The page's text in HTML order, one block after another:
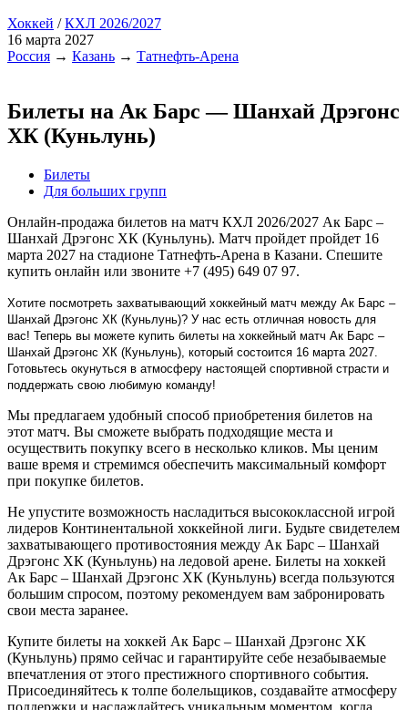
Хоккей /КХЛ 2026/2027
16 марта 2027
Россия → Казань → Татнефть-Арена
Билеты на Ак Барс — Шанхай Дрэгонс
ХК (Куньлунь)
Билеты
Для больших групп
Онлайн-продажа билетов на матч КХЛ 2026/2027 Ак Барс –
Шанхай Дрэгонс ХК (Куньлунь). Матч пройдет пройдет 16
марта 2027 на стадионе Татнефть-Арена в Казани. Спешите
купить онлайн или звоните +7 (495) 649 07 97.
Хотите посмотреть захватывающий хоккейный матч между Ак Барс –
Шанхай Дрэгонс ХК (Куньлунь)? У нас есть отличная новость для
вас! Теперь вы можете купить билеты на хоккейный матч Ак Барс –
Шанхай Дрэгонс ХК (Куньлунь), который состоится 16 марта 2027.
Готовьтесь окунуться в атмосферу настоящей спортивной страсти и
поддержать свою любимую команду!
Мы предлагаем удобный способ приобретения билетов на
этот матч. Вы сможете выбрать подходящие места и
осуществить покупку всего в несколько кликов. Мы ценим
ваше время и стремимся обеспечить максимальный комфорт
при покупке билетов.
Не упустите возможность насладиться высококлассной игрой
лидеров Континентальной хоккейной лиги. Будьте свидетелем
захватывающего противостояния между Ак Барс – Шанхай
Дрэгонс ХК (Куньлунь) на ледовой арене. Билеты на хоккей
Ак Барс – Шанхай Дрэгонс ХК (Куньлунь) всегда пользуются
большим спросом, поэтому рекомендуем вам забронировать
свои места заранее.
Купите билеты на хоккей Ак Барс – Шанхай Дрэгонс ХК
(Куньлунь) прямо сейчас и гарантируйте себе незабываемые
впечатления от этого престижного спортивного события.
Присоединяйтесь к толпе болельщиков, создавайте атмосферу
поддержки и наслаждайтесь уникальным моментом, когда